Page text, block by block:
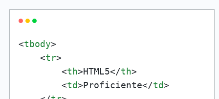
<tbody>
    <
tr>
        <
th>HTML5</th>
        <
td>Proficiente</td>